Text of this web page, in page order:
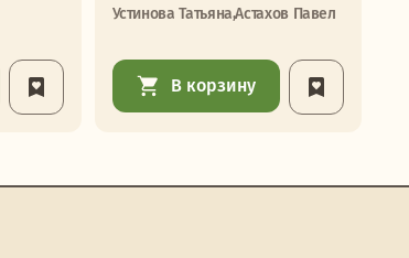
Устинова Татьяна,Астахов Павел
В корзину